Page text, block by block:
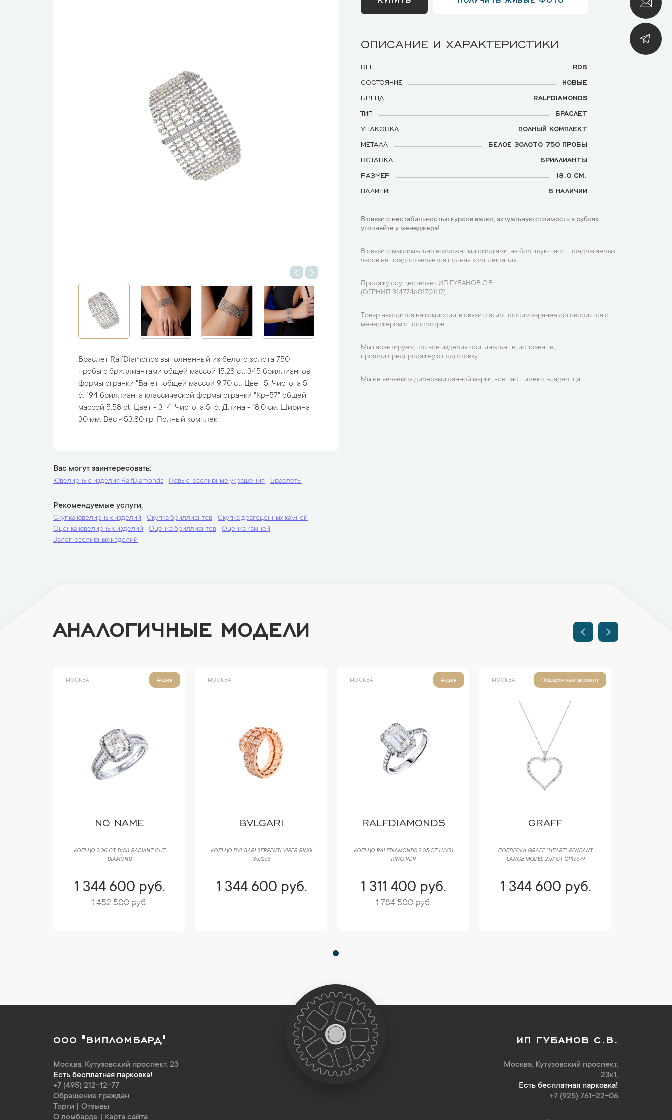
Браслет RalfDiamonds выполненный из белого золота 750
пробы c бриллиантами общей массой 15,28 ct. 345 бриллиантов
формы огранки "Багет" общей массой 9,70 ct. Цвет 5. Чистота 5-
6. 194 бриллианта классической формы огранки "Кр-57" общей
массой 5,58 ct. Цвет - 3-4. Чистота 5-6. Длина - 18,0 см. Ширина
30 мм. Вес - 53,80 гр. Полный комплект.
Вас могут заинтересовать
Ювелирные изделия RalfDiamonds Новые ювелирные украшения Браслеты
Рекомендуемые услуги
Скупка ювелирных изделий Скупка бриллиантов
Скупка драгоценных камней
Оценка ювелирных изделий
Оценка бриллиантов
Оценка камней
Залог ювелирных изделий
ОПИСАНИЕ И ХАРАКТЕРИСТИКИ
REF.
RDB
СОСТОЯНИЕ
НОВЫЕ
БРЕНД
RALFDIAMONDS
ТИП
БРАСЛЕТ
УПАКОВКА
ПОЛНЫЙ КОМПЛЕКТ
МЕТАЛЛ
БЕЛОЕ ЗОЛОТО 750 ПРОБЫ
ВСТАВКА
БРИЛЛИАНТЫ
РАЗМЕР
18,0 СМ.
НАЛИЧИЕ
В НАЛИЧИИ
В связи с нестабильностью курсов валют, актуальную стоимость в рублях
уточняйте у менеджера!
В связи с максимально возможными скидками, на большую часть предлагаемых
часов не предоставляется полная комплектация.
Продажу осуществляет ИП ГУБАНОВ С.В.
(ОГРНИП 314774601701117)
Товар находится на комиссии, в связи с этим просим заранее договориться с
менеджером о просмотре.
Мы гарантируем, что все изделия оригинальные, исправные,
прошли предпродажную подготовку.
Мы не являемся дилерами данной марки, все часы имеют владельца.
АНАЛОГИЧНЫЕ МОДЕЛИ
МОСКВА Акция
NO NAME
КОЛЬЦО 2,00 CT D/SI1 RADIANT CUT
DIAMOND
1 344 600 руб.
1 452 500 руб.
МОСКВА
BVLGARI
КОЛЬЦО BVLGARI SERPENTI VIPER RING
357263
1 344 600 руб.
МОСКВА Акция
RALFDIAMONDS
КОЛЬЦО RALFDIAMONDS 2.05 CT H/VS1
RING RDR
1 311 400 руб.
1 784 500 руб.
МОСКВА Подарочный вариант
GRAFF
ПОДВЕСКА GRAFF "HEART" PENDANT
LANGE MODEL 2.57 CT GP16679
1 344 600 руб.
ООО "ВИПЛОМБАРД"
Москва, Кутузовский проспект, 23
Есть бесплатная парковка!
+7 (495) 212-12-77
Обращение граждан
Торги
Отзывы
О ломбарде
Карта сайта
ИП ГУБАНОВ С.В.
Москва, Кутузовский проспект,
23к1,
Есть бесплатная парковка!
+7 (925) 761-22-06